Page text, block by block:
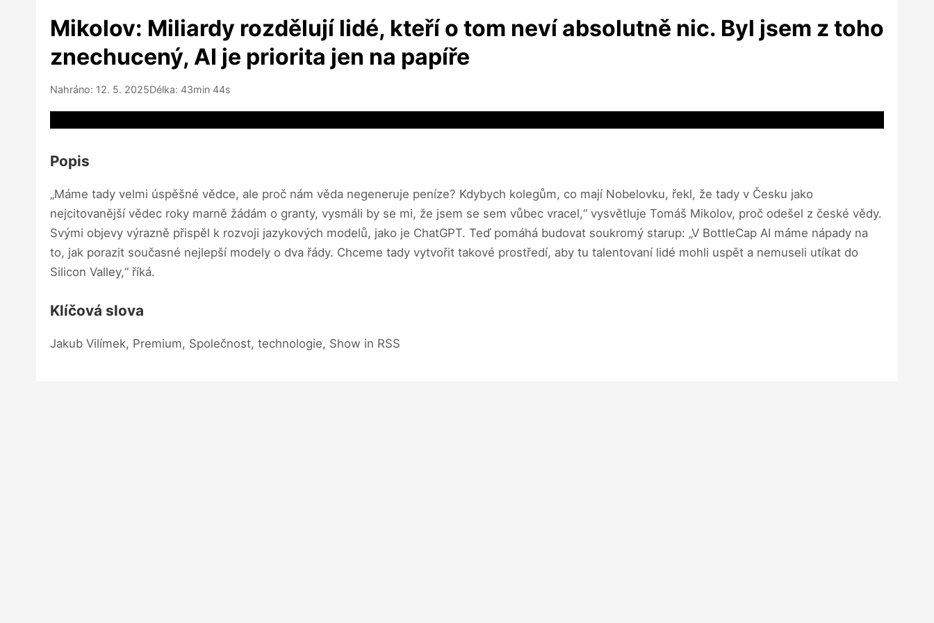
Mikolov: Miliardy rozdělují lidé, kteří o tom neví absolutně nic. Byl jsem z toho
znechucený, AI je priorita jen na papíře
Nahráno: 12. 5. 2025Délka: 43min 44s
Popis
„Máme tady velmi úspěšné vědce, ale proč nám věda negeneruje peníze? Kdybych kolegům, co mají Nobelovku, řekl, že tady v Česku jako
nejcitovanější vědec roky marně žádám o granty, vysmáli by se mi, že jsem se sem vůbec vracel,“ vysvětluje Tomáš Mikolov, proč odešel z české vědy.
Svými objevy výrazně přispěl k rozvoji jazykových modelů, jako je ChatGPT. Teď pomáhá budovat soukromý starup: „V BottleCap AI máme nápady na
to, jak porazit současné nejlepší modely o dva řády. Chceme tady vytvořit takové prostředí, aby tu talentovaní lidé mohli uspět a nemuseli utíkat do
Silicon Valley,“ říká.
Klíčová slova
Jakub Vilímek, Premium, Společnost, technologie, Show in RSS